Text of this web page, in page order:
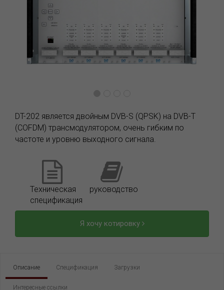
DT-202 является двойным DVB-S (QPSK) на DVB-T
(COFDM) трансмодулятором, очень гибким по
частоте и уровню выходного сигнала.
Техническая
спецификация
руководство
Я хочу котировку
Описание Спецификация Загрузки
Интересные ссылки